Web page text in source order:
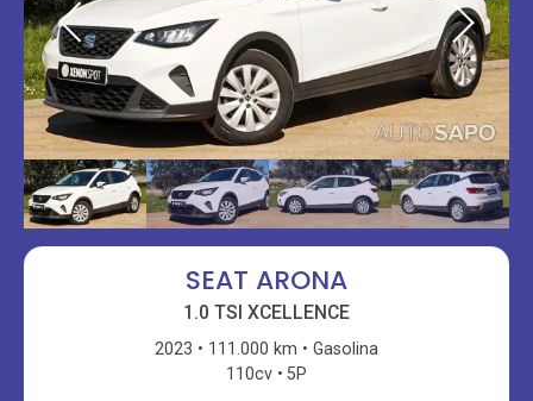
SEAT ARONA
1.0 TSI XCELLENCE
2023 111.000 km
Gasolina
110cv
5P